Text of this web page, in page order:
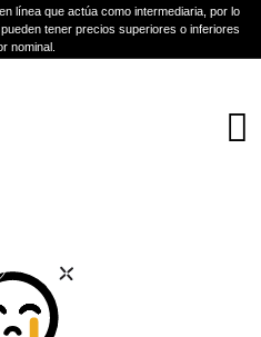
línea que actúa como intermediaria, por lo
tener precios superiores o inferiores
nominal.